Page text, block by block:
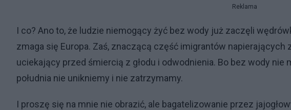
Reklama
I co? Ano to, że ludzie niemogący żyć bez wody już zaczęli
zmaga się Europa. Zaś, znaczącą część imigrantów napierających
uciekający przed śmiercią z głodu i odwodnienia. Bo bez wody nie
południa nie unikniemy i nie zatrzymamy.
I proszę się na mnie nie obrazić, ale bagatelizowanie przez